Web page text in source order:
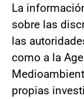
La
sobre las
las
como a la
propias